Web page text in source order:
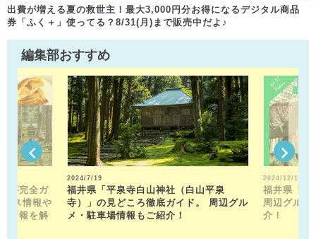
出費が増える夏の救世主！最大3,000円分お得になるデジタル商品
券「ふく＋」使ってる？8/31(月)まで販売中だよ♪
編集部おすすめ
が完全ガ
ス情報や
情報を解
2024/7/19
福井県「平泉寺白山神社（白山平泉
寺）」の見どころ徹底ガイド。 周辺グル
メ・駐車場情報もご紹介！
2024/12/13
福井県「福
周辺グルメ
介！